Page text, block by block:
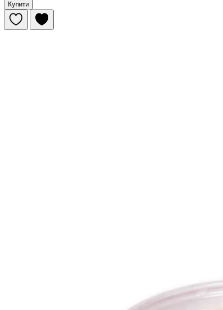
Купити